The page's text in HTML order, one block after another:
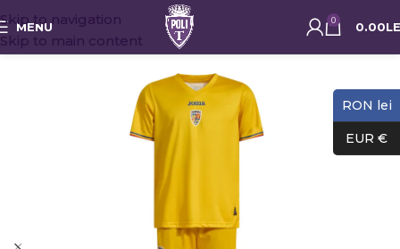
Skip to navigation
Skip to main content
MENU 0 0.00
RON lei
EUR €